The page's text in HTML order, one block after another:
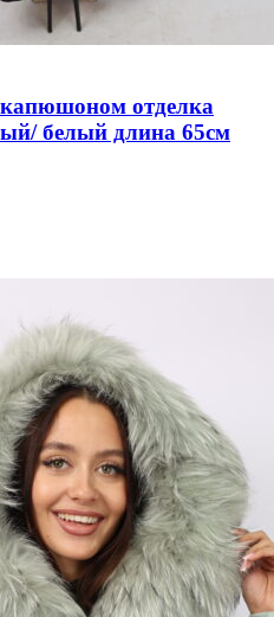
отделка
белый длина 65см